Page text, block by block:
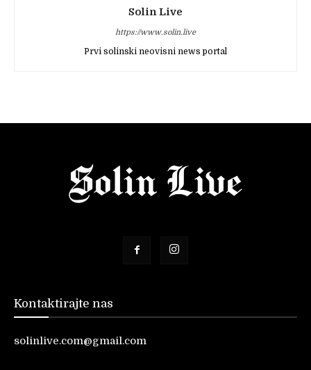
Solin Live
https://www.solin.live
Prvi solinski neovisni news portal
Kontaktirajte nas
solinlive.com@gmail.com